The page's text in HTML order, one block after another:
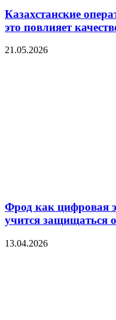
Казахстанские
это повлияет
21.05.2026
Фрод как цифровая
учится защищаться
13.04.2026